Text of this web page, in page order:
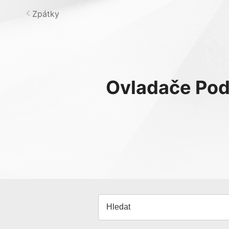
Ovladače
Zpátky